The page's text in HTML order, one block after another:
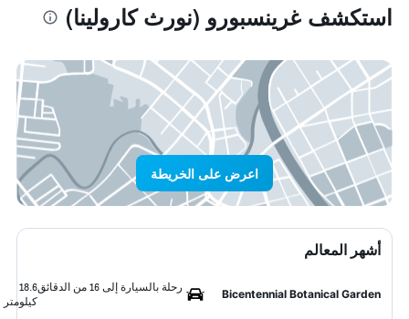
استكشف غرينسبورو (نورث كارولينا)
اعرض على الخريطة
أشهر المعالم
Bicentennial Botanical Garden
رحلة بالسيارة إلى 16 من الدقائق
18.6
كيلومتر